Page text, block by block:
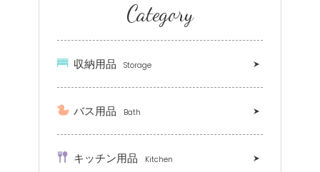
Category
収納用品 Storage
バス用品 Bath
キッチン用品 Kitchen